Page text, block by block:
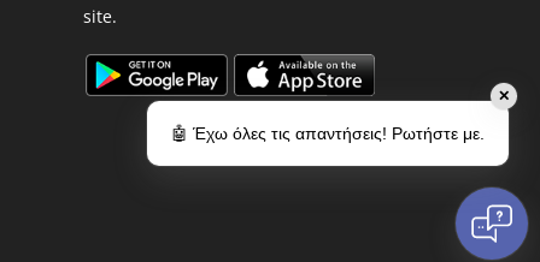
site.
✕
🤖 Έχω όλες τις απαντήσεις! Ρωτήστε με.